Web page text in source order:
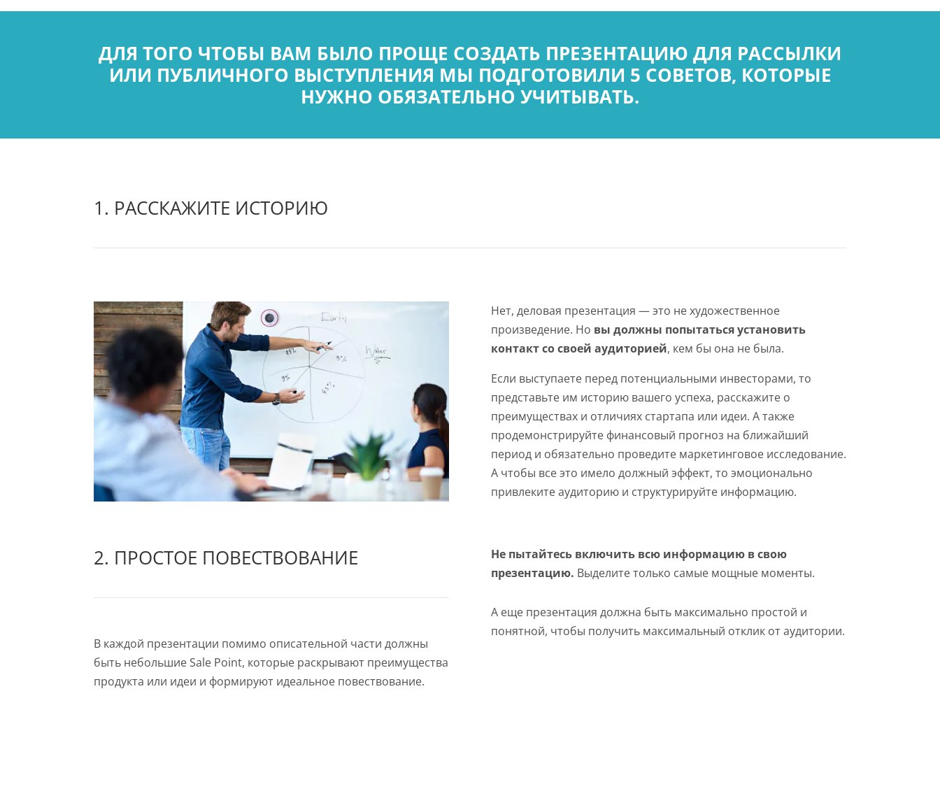
ДЛЯ ТОГО ЧТОБЫ ВАМ БЫЛО ПРОЩЕ СОЗДАТЬ ПРЕЗЕНТАЦИЮ ДЛЯ РАССЫЛКИ
ИЛИ ПУБЛИЧНОГО ВЫСТУПЛЕНИЯ МЫ ПОДГОТОВИЛИ 5 СОВЕТОВ, КОТОРЫЕ
НУЖНО ОБЯЗАТЕЛЬНО УЧИТЫВАТЬ.
1. РАССКАЖИТЕ ИСТОРИЮ
Нет, деловая презентация — это не художественное
произведение. Но вы должны попытаться установить
контакт со своей аудиторией, кем бы она не была.
Если выступаете перед потенциальными инвесторами, то
представьте им историю вашего успеха, расскажите о
преимуществах и отличиях стартапа или идеи. А также
продемонстрируйте финансовый прогноз на ближайший
период и обязательно проведите маркетинговое исследование.
А чтобы все это имело должный эффект, то эмоционально
привлеките аудиторию и структурируйте информацию.
2. ПРОСТОЕ ПОВЕСТВОВАНИЕ
В каждой презентации помимо описательной части должны
быть небольшие Sale Point, которые раскрывают преимущества
продукта или идеи и формируют идеальное повествование.
Не пытайтесь включить всю информацию в свою
презентацию. Выделите только самые мощные моменты.
А еще презентация должна быть максимально простой и
понятной, чтобы получить максимальный отклик от аудитории.